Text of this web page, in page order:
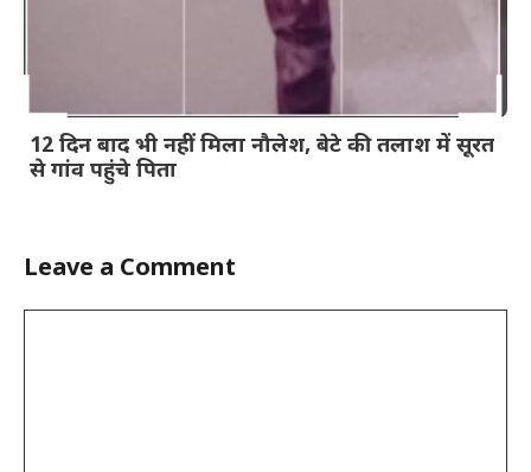
12 दिन बाद भी नहीं मिला नौलेश, बेटे की तलाश में सूरत
से गांव पहुंचे पिता
Leave a Comment